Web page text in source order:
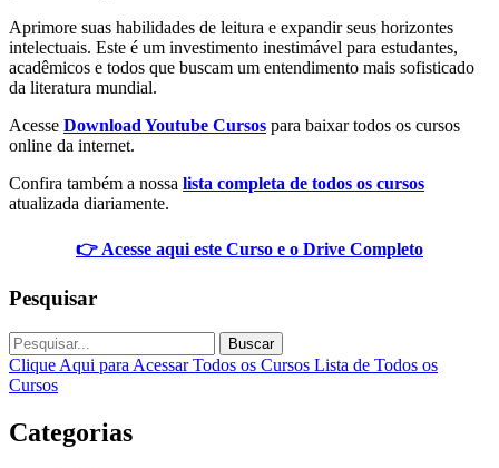
Aprimore suas habilidades de leitura e expandir seus horizontes
intelectuais. Este é um investimento inestimável para estudantes,
acadêmicos e todos que buscam um entendimento mais sofisticado
da literatura mundial.
Acesse Download Youtube Cursos para baixar todos os cursos
online da internet.
Confira também a nossa lista completa de todos os cursos
atualizada diariamente.
👉 Acesse aqui este Curso e o Drive Completo
Pesquisar
Buscar
Clique Aqui para Acessar Todos os Cursos Lista de Todos os
Cursos
Categorias